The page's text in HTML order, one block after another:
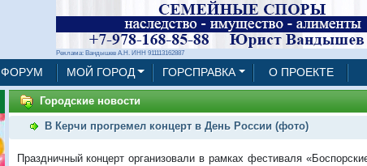
Реклама: Вандышев А.Н. ИНН 911113162887
ФОРУМ МОЙ ГОРОД ГОРСПРАВКА О ПРОЕКТЕ
Городские новости
В Керчи прогремел концерт в День России (фото)
Праздничный концерт организовали в рамках фестиваля